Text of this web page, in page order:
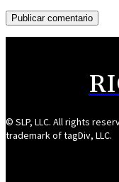
© SLP, LLC. All rights
trademark of tagDiv, LLC.